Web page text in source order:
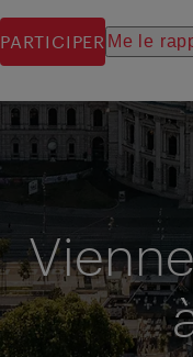
PARTICIPER Me le